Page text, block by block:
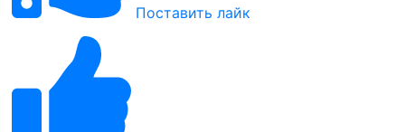
Поставить лайк